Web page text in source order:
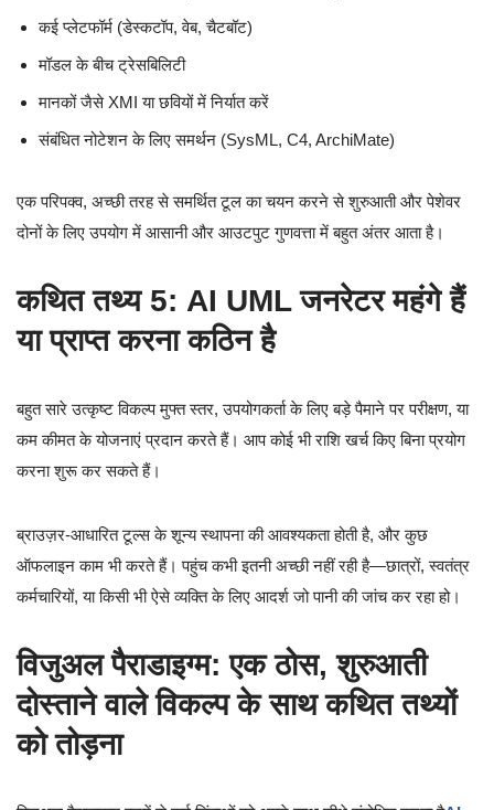
कई प्लेटफॉर्म (डेस्कटॉप, वेब, चैटबॉट)
मॉडल के बीच ट्रेसबिलिटी
मानकों जैसे XMI या छवियों में निर्यात करें
संबंधित नोटेशन के लिए समर्थन (SysML, C4, ArchiMate)
एक परिपक्व, अच्छी तरह से समर्थित टूल का चयन करने से शुरुआती और पेशेवर
दोनों के लिए उपयोग में आसानी और आउटपुट गुणवत्ता में बहुत अंतर आता है।
कथित तथ्य 5: AI UML जनरेटर महंगे हैं
या प्राप्त करना कठिन है
बहुत सारे उत्कृष्ट विकल्प मुफ्त स्तर, उपयोगकर्ता के लिए बड़े पैमाने पर परीक्षण, या
कम कीमत के योजनाएं प्रदान करते हैं। आप कोई भी राशि खर्च किए बिना प्रयोग
करना शुरू कर सकते हैं।
ब्राउज़र-आधारित टूल्स के शून्य स्थापना की आवश्यकता होती है, और कुछ
ऑफलाइन काम भी करते हैं। पहुंच कभी इतनी अच्छी नहीं रही है—छात्रों, स्वतंत्र
कर्मचारियों, या किसी भी ऐसे व्यक्ति के लिए आदर्श जो पानी की जांच कर रहा हो।
विजुअल पैराडाइग्म: एक ठोस, शुरुआती
दोस्ताने वाले विकल्प के साथ कथित तथ्यों
को तोड़ना